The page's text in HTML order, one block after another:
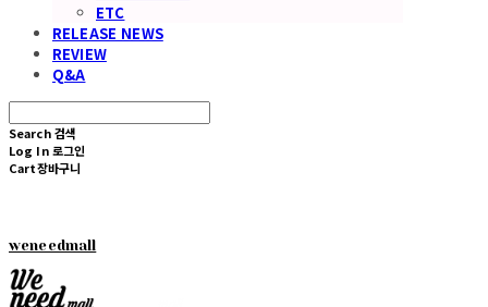
ETC
RELEASE NEWS
REVIEW
Q&A
Search 검색
Log In 로그인
Cart장바구니
weneedmall